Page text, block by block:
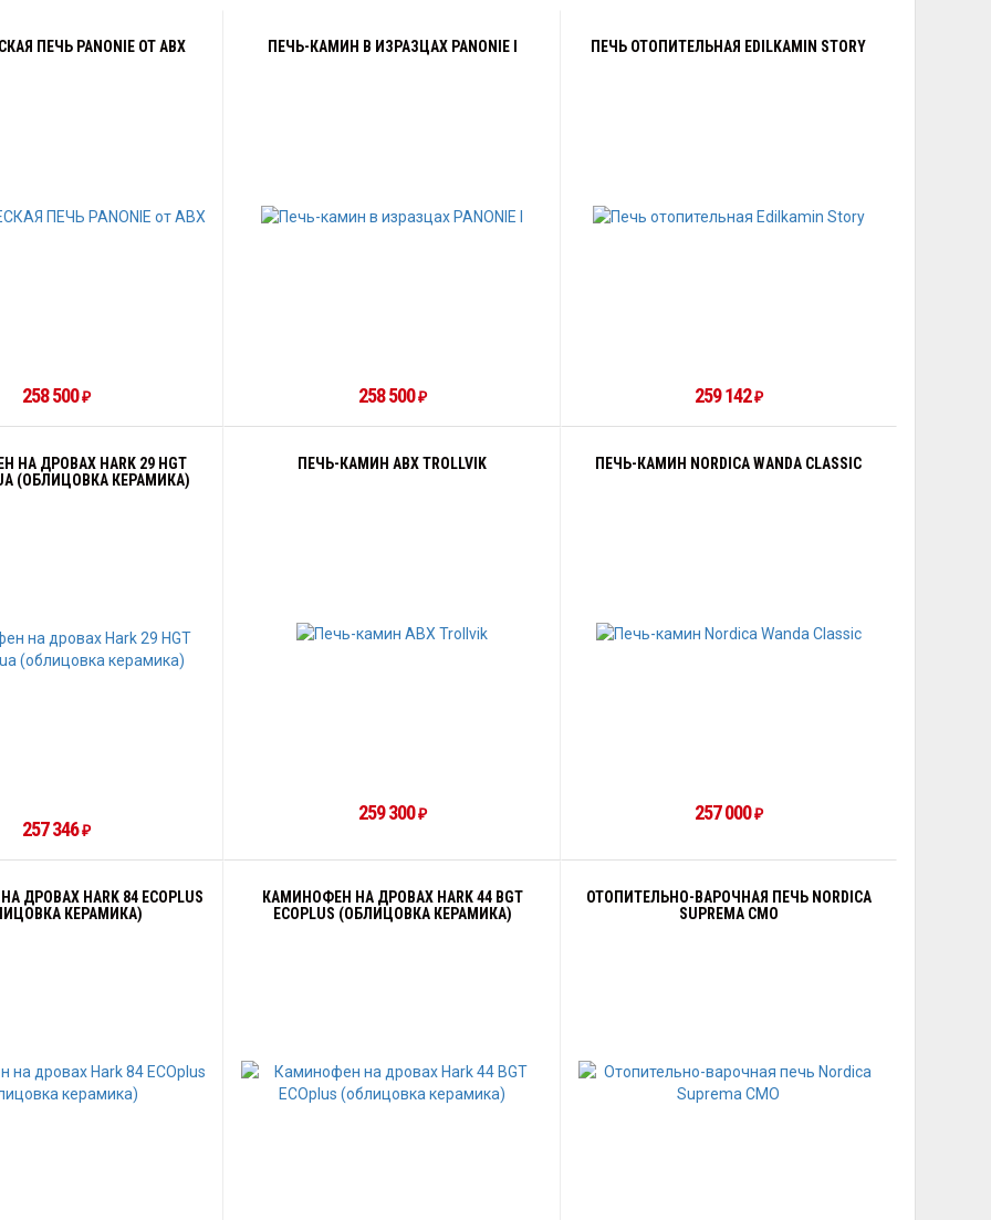
ПЕЧЬ PANONIE ОТ ABX
258 500 ₽
ПЕЧЬ-КАМИН В ИЗРАЗЦАХ PANONIE I
258 500₽
ПЕЧЬ ОТОПИТЕЛЬНАЯ EDILKAMIN STORY
259 142₽
НА ДРОВАХ HARK 29 HGT
(ОБЛИЦОВКА КЕРАМИКА)
257 346 ₽
ПЕЧЬ-КАМИН ABX TROLLVIK
259 300₽
ПЕЧЬ-КАМИН NORDICA WANDA CLASSIC
257 000₽
ДРОВАХ HARK 84 ECOPLUS
КЕРАМИКА)
КАМИНОФЕН НА ДРОВАХ HARK 44 BGT
ECOPLUS (ОБЛИЦОВКА КЕРАМИКА)
ОТОПИТЕЛЬНО-ВАРОЧНАЯ ПЕЧЬ NORDICA
SUPREMA CMO